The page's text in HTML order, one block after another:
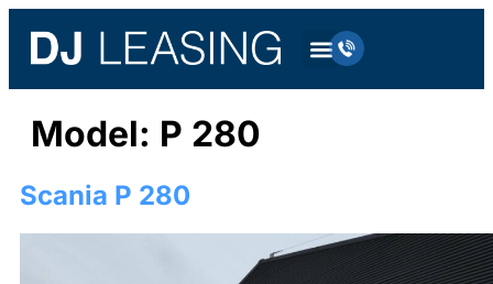
Model: P 280
Scania P 280